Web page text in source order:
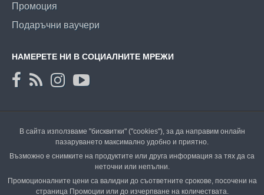
Промоция
Подаръчни ваучери
НАМЕРЕТЕ НИ В СОЦИАЛНИТЕ МРЕЖИ
В сайта използваме "бисквитки" ("cookies"), за да направим онлайн
пазаруването максимално удобно и приятно.
Възможно е снимките на продуктите или друга информация за тях да са
неточни или непълни.
Промоционалните цени са валидни до съответните срокове, посочени на
страница Промоции или до изчерпване на количествата.